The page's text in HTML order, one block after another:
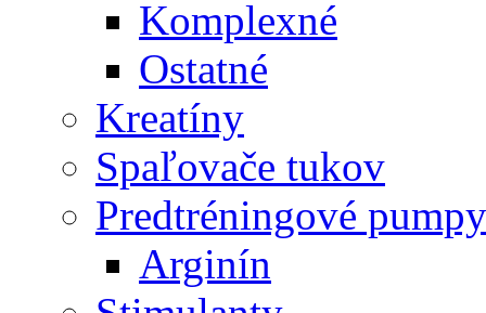
Komplexné
Ostatné
Kreatíny
Spaľovače tukov
Predtréningové pumpy
Arginín